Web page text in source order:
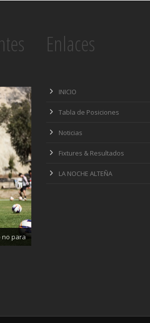
no para
para el
Enlaces
INICIO
Tabla de Posiciones
Noticias
Fixtures & Resultados
LA NOCHE ALTEÑA